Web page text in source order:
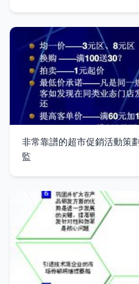
非常靠譜的超市促銷活動策
監